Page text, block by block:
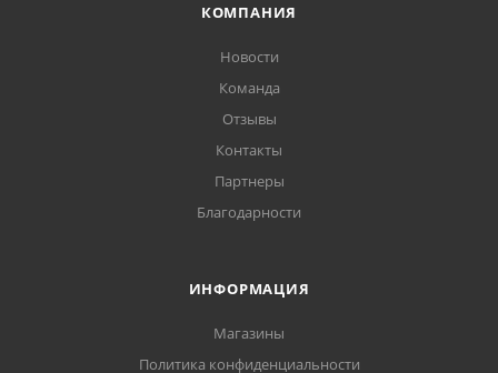
КОМПАНИЯ
Новости
Команда
Отзывы
Контакты
Партнеры
Благодарности
ИНФОРМАЦИЯ
Магазины
Политика конфиденциальности